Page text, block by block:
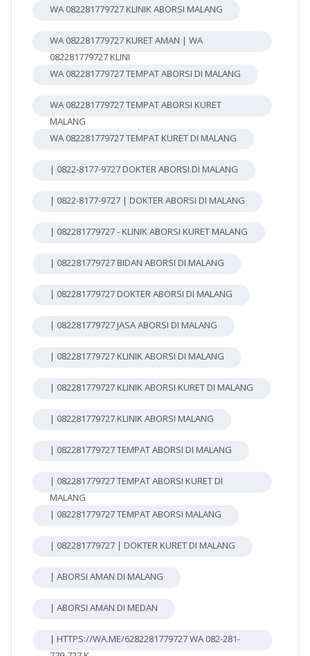
WA 082281779727 KLINIK ABORSI MALANG
WA 082281779727 KURET AMAN | WA
082281779727 KLINI
WA 082281779727 TEMPAT ABORSI DI MALANG
WA 082281779727 TEMPAT ABORSI KURET
MALANG
WA 082281779727 TEMPAT KURET DI MALANG
| 0822-8177-9727 DOKTER ABORSI DI MALANG
| 0822-8177-9727 | DOKTER ABORSI DI MALANG
| 082281779727 - KLINIK ABORSI KURET MALANG
| 082281779727 BIDAN ABORSI DI MALANG
| 082281779727 DOKTER ABORSI DI MALANG
| 082281779727 JASA ABORSI DI MALANG
| 082281779727 KLINIK ABORSI DI MALANG
| 082281779727 KLINIK ABORSI KURET DI MALANG
| 082281779727 KLINIK ABORSI MALANG
| 082281779727 TEMPAT ABORSI DI MALANG
| 082281779727 TEMPAT ABORSI KURET DI
MALANG
| 082281779727 TEMPAT ABORSI MALANG
| 082281779727 | DOKTER KURET DI MALANG
| ABORSI AMAN DI MALANG
| ABORSI AMAN DI MEDAN
| HTTPS://WA.ME/6282281779727 WA 082-281-